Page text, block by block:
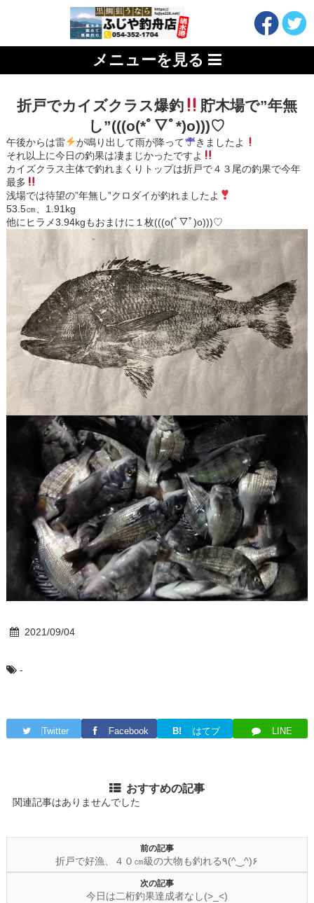
メニューを見る
折戸でカイズクラス爆釣
貯木場で”年無
し”(((o(*ﾟ▽ﾟ*)o)))♡
午後からは雷 が鳴り出して雨が降って
きましたよ
それ以上に今日の釣果は凄まじかったですよ
カイズクラス主体で釣れまくりトップは折戸で４３尾の釣果で今年
最多
浅場では待望の”年無し”クロダイが釣れましたよ
53.5㎝、1.91kg
他にヒラメ3.94kgもおまけに１枚(((o(ﾟ▽ﾟ)o)))♡
2021/09/04
-
Twitter Facebook B! はてブ LINE
おすすめの記事
関連記事はありませんでした
前の記事
折戸で好漁、４０㎝級の大物も釣れる٩(^‿^)۶
次の記事
今日は二桁釣果達成者なし(>_<)